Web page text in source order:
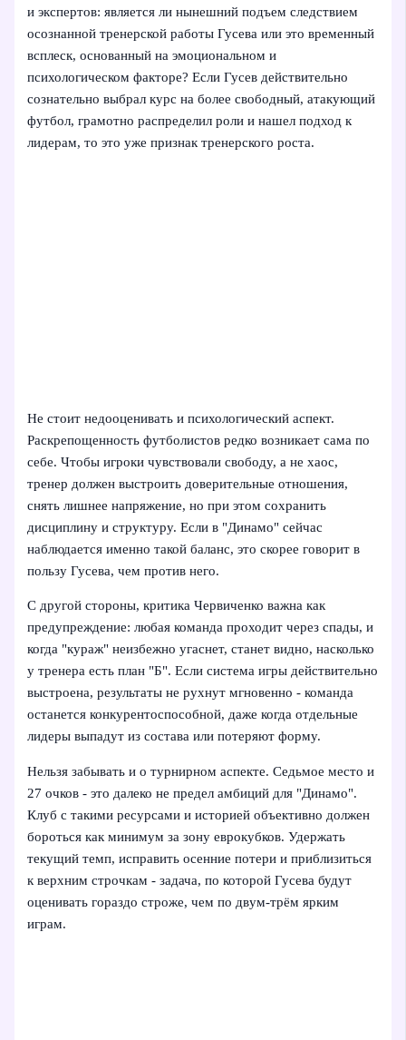
и экспертов: является ли нынешний подъем следствием
осознанной тренерской работы Гусева или это временный
всплеск, основанный на эмоциональном и
психологическом факторе? Если Гусев действительно
сознательно выбрал курс на более свободный, атакующий
футбол, грамотно распределил роли и нашел подход к
лидерам, то это уже признак тренерского роста.
Не стоит недооценивать и психологический аспект.
Раскрепощенность футболистов редко возникает сама по
себе. Чтобы игроки чувствовали свободу, а не хаос,
тренер должен выстроить доверительные отношения,
снять лишнее напряжение, но при этом сохранить
дисциплину и структуру. Если в "Динамо" сейчас
наблюдается именно такой баланс, это скорее говорит в
пользу Гусева, чем против него.
С другой стороны, критика Червиченко важна как
предупреждение: любая команда проходит через спады, и
когда "кураж" неизбежно угаснет, станет видно, насколько
у тренера есть план "Б". Если система игры действительно
выстроена, результаты не рухнут мгновенно - команда
останется конкурентоспособной, даже когда отдельные
лидеры выпадут из состава или потеряют форму.
Нельзя забывать и о турнирном аспекте. Седьмое место и
27 очков - это далеко не предел амбиций для "Динамо".
Клуб с такими ресурсами и историей объективно должен
бороться как минимум за зону еврокубков. Удержать
текущий темп, исправить осенние потери и приблизиться
к верхним строчкам - задача, по которой Гусева будут
оценивать гораздо строже, чем по двум‑трём ярким
играм.